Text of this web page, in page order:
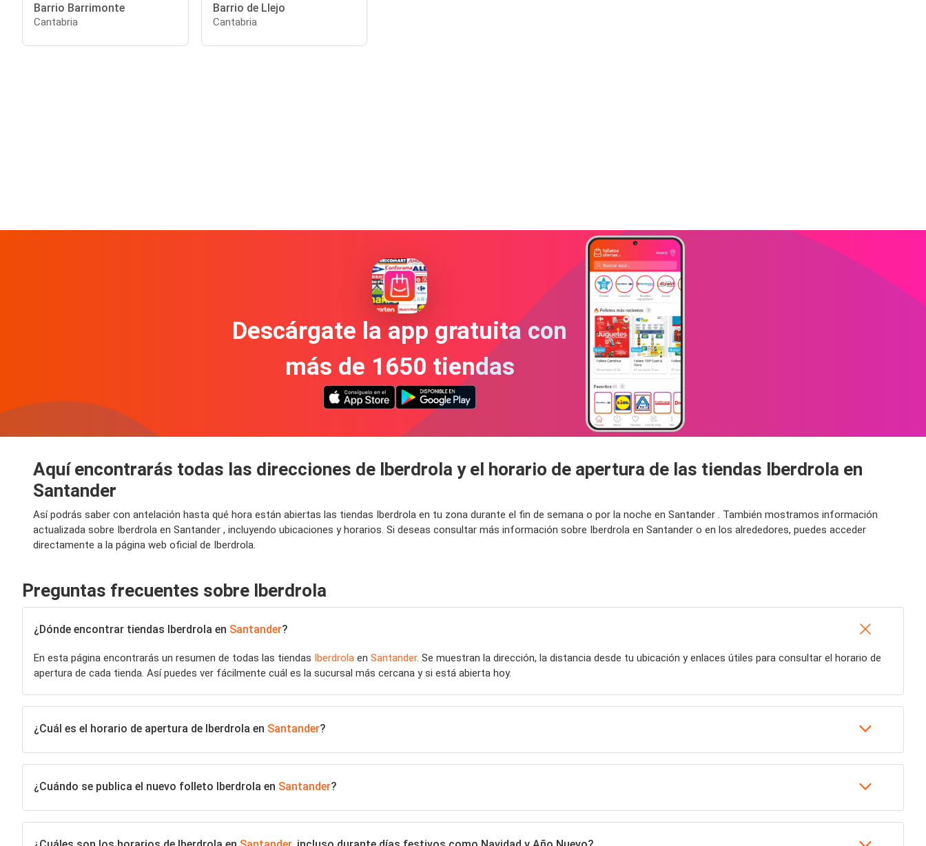
Barrio Barrimonte
Cantabria
Barrio de Llejo
Cantabria
Descárgate la app gratuita con
más de 1650 tiendas
Aquí encontrarás todas las direcciones de Iberdrola y el horario de apertura de las tiendas Iberdrola en
Santander
Así podrás saber con antelación hasta qué hora están abiertas las tiendas Iberdrola en tu zona durante el fin de semana o por la noche en Santander . También mostramos información
actualizada sobre Iberdrola en Santander , incluyendo ubicaciones y horarios. Si deseas consultar más información sobre Iberdrola en Santander o en los alrededores, puedes acceder
directamente a la página web oficial de Iberdrola.
Preguntas frecuentes sobre Iberdrola
¿Dónde encontrar tiendas Iberdrola en Santander?
En esta página encontrarás un resumen de todas las tiendas Iberdrola en Santander. Se muestran la dirección, la distancia desde tu ubicación y enlaces útiles para consultar el horario de
apertura de cada tienda. Así puedes ver fácilmente cuál es la sucursal más cercana y si está abierta hoy.
¿Cuál es el horario de apertura de Iberdrola en Santander?
¿Cuándo se publica el nuevo folleto Iberdrola en Santander?